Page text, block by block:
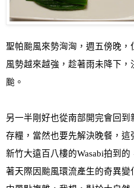
聖帕颱風來勢洶洶，週五傍晚，
風勢越來越強，趁著雨未降下
颱 。
另一半剛好也從南部開完會回到
存糧，當然也要先解決晚餐，
新竹大遠百八樓的Wasabi拍到的
著天際因颱風環流產生的奇異